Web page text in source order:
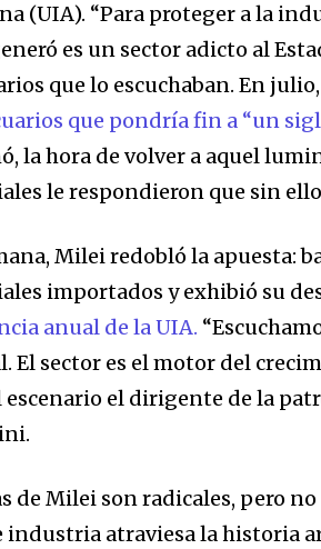
(UIA). “Para proteger a la
es un sector adicto al
que lo escuchaban. En
que pondría fin a “un
la hora de volver a aquel
le respondieron que sin
Milei redobló la apuesta:
importados y exhibió su
anual de la UIA.
El sector es el motor del
escenario el dirigente de la
de Milei son radicales, pero
industria atraviesa la historia